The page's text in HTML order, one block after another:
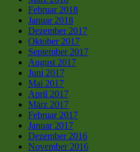
Februar 2018
Januar 2018
Dezember 2017
Oktober 2017
September 2017
August 2017
Juni 2017
Mai 2017
April 2017
März 2017
Februar 2017
Januar 2017
Dezember 2016
November 2016